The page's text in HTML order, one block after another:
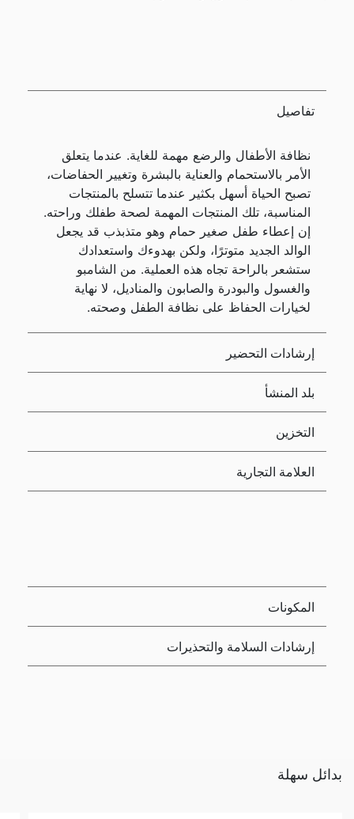
تفاصيل
نظافة الأطفال والرضع مهمة للغاية. عندما يتعلق
الأمر بالاستحمام والعناية بالبشرة وتغيير الحفاضات،
تصبح الحياة أسهل بكثير عندما تتسلح بالمنتجات
المناسبة، تلك المنتجات المهمة لصحة طفلك وراحته.
إن إعطاء طفل صغير حمام وهو متذبذب قد يجعل
الوالد الجديد متوترًا، ولكن بهدوءك واستعدادك
ستشعر بالراحة تجاه هذه العملية. من الشامبو
والغسول والبودرة والصابون والمناديل، لا نهاية
لخيارات الحفاظ على نظافة الطفل وصحته.
إرشادات التحضير
بلد المنشأ
التخزين
العلامة التجارية
المكونات
إرشادات السلامة والتحذيرات
بدائل سهلة